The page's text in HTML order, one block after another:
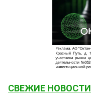
СВЕЖИЕ НОВОСТИ